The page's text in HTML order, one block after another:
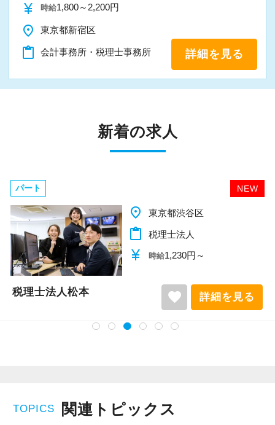
currency_yen 時給1,800～2,200円
place 東京都新宿区
content_paste 会計事務所・税理士事務所 詳細を見る
新着の求人
NEW
パート
place 千葉県柏市
content_paste 税理士法人
currency_yen 時給1,140円～
税理士法人松本 favorite 詳細を見る
TOPICS 関連トピックス